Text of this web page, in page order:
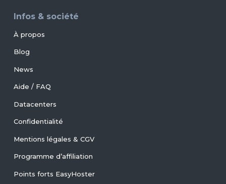
Infos & société
À propos
Blog
News
Aide / FAQ
Datacenters
Confidentialité
Mentions légales & CGV
Programme d’affiliation
Points forts EasyHoster